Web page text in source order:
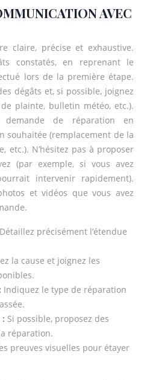
AVEC
claire, précise et exhaustive.
constatés, en reprenant le
lors de la première étape.
dégâts et, si possible, joignez
plainte, bulletin météo, etc.).
demande de réparation en
souhaitée (remplacement de la
etc.). N’hésitez pas à proposer
(par exemple, si vous avez
intervenir rapidement).
et vidéos que vous avez
Détaillez précisément l’étendue
la cause et joignez les
Indiquez le type de réparation
Si possible, proposez des
réparation.
preuves visuelles pour étayer